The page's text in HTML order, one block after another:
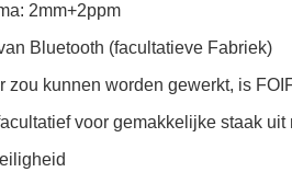
2mm+2ppm
Bluetooth (facultatieve Fabriek)
zou kunnen worden gewerkt, is
voor gemakkelijke staak uit